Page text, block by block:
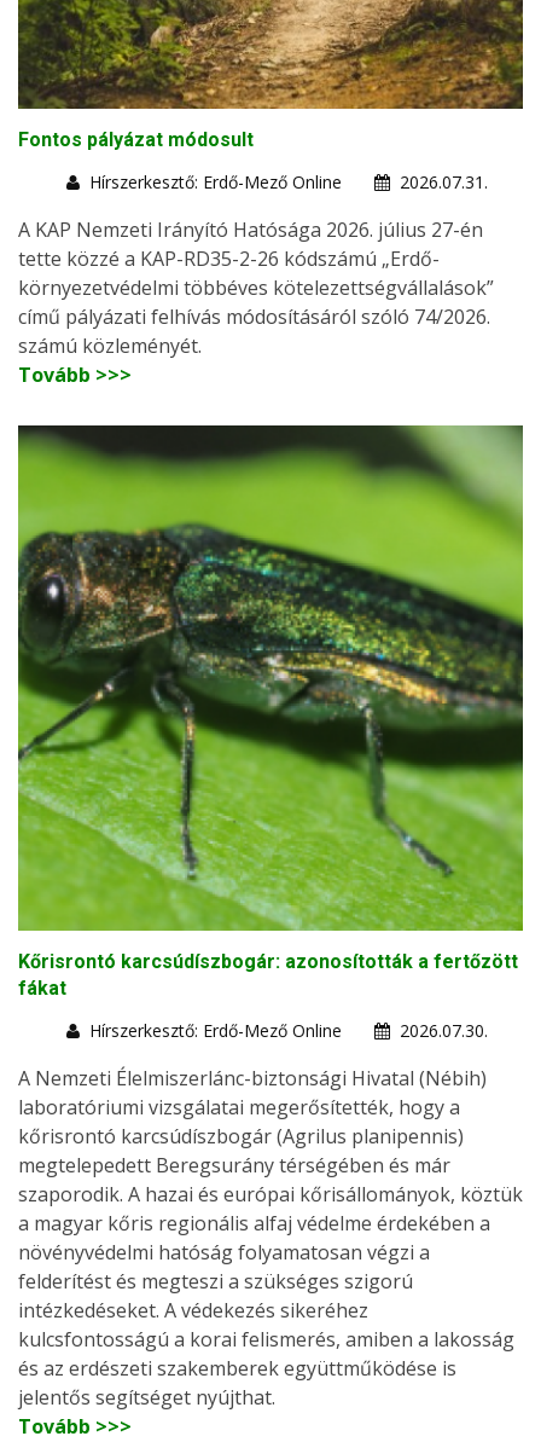
Fontos pályázat módosult
Hírszerkesztő: Erdő-Mező Online
2026.07.31.
A KAP Nemzeti Irányító Hatósága 2026. július 27-én
tette közzé a KAP-RD35-2-26 kódszámú „Erdő-
környezetvédelmi többéves kötelezettségvállalások”
című pályázati felhívás módosításáról szóló 74/2026.
számú közleményét.
Tovább >>>
Kőrisrontó karcsúdíszbogár: azonosították a fertőzött
fákat
Hírszerkesztő: Erdő-Mező Online
2026.07.30.
A Nemzeti Élelmiszerlánc-biztonsági Hivatal (Nébih)
laboratóriumi vizsgálatai megerősítették, hogy a
kőrisrontó karcsúdíszbogár (Agrilus planipennis)
megtelepedett Beregsurány térségében és már
szaporodik. A hazai és európai kőrisállományok, köztük
a magyar kőris regionális alfaj védelme érdekében a
növényvédelmi hatóság folyamatosan végzi a
felderítést és megteszi a szükséges szigorú
intézkedéseket. A védekezés sikeréhez
kulcsfontosságú a korai felismerés, amiben a lakosság
és az erdészeti szakemberek együttműködése is
jelentős segítséget nyújthat.
Tovább >>>